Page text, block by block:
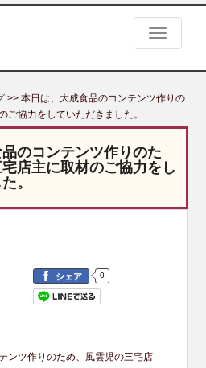
>> 本日は、大成食品のコンテンツ作りの
ご協力をしていただきました。
のコンテンツ作りのた
店主に取材のご協力をし
。
シェア 0
ンツ作りのため、風雲児の三宅店